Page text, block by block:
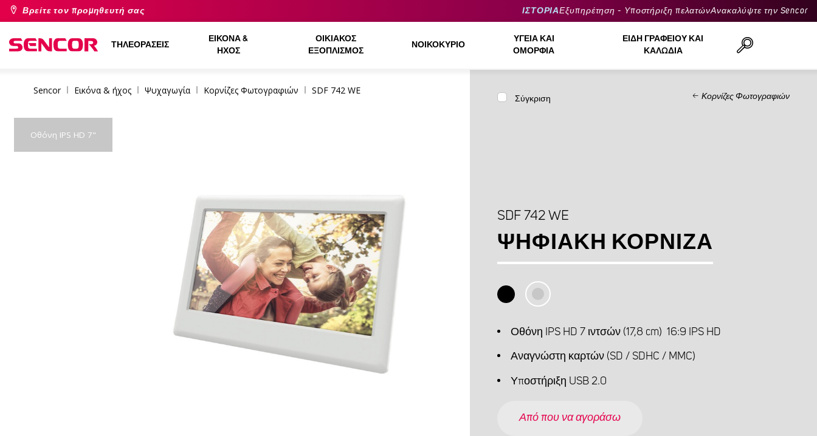
Βρείτε τον προμηθευτή σας ΙΣΤΟΡΙΑΕξυπηρέτηση - Υποστήριξη πελατώνΑνακαλύψτε την Sencor
ΤΗΛΕΟΡΆΣΕΙΣ
ΕΙΚΌΝΑ &
ΉΧΟΣ
ΟΙΚΙΑΚΌΣ
ΕΞΟΠΛΙΣΜΌΣ
ΝΟΙΚΟΚΥΡΙΌ
ΥΓΕΊΑ ΚΑΙ
ΟΜΟΡΦΙΆ
ΕΊΔΗ ΓΡΑΦΕΊΟΥ ΚΑΙ
ΚΑΛΏΔΙΑ
Sencor Εικόνα & ήχος Ψυχαγωγία Κορνίζες Φωτογραφιών SDF 742 WE
Οθόνη IPS HD 7"
Σύγκριση Κορνίζες Φωτογραφιών
SDF 742 WE
ΨΗΦΙΑΚΉ ΚΟΡΝΊΖΑ
Οθόνη IPS HD 7 ιντσών (17,8 cm) 16:9 IPS HD
Αναγνώστη καρτών (SD / SDHC / MMC)
Υποστήριξη USB 2.0
Από που να αγοράσω